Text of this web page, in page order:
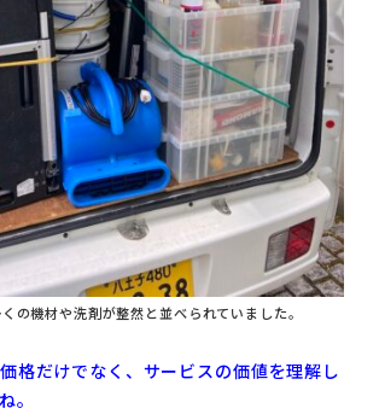
の機材や洗剤が整然と並べられていました。
格だけでなく、サービスの価値を理解し
。